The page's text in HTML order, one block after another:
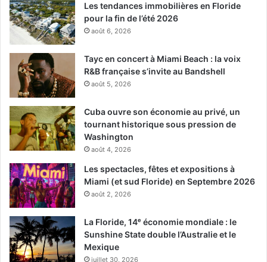
Les tendances immobilières en Floride
pour la fin de l’été 2026
août 6, 2026
Tayc en concert à Miami Beach : la voix
R&B française s’invite au Bandshell
août 5, 2026
Cuba ouvre son économie au privé, un
tournant historique sous pression de
Washington
août 4, 2026
Les spectacles, fêtes et expositions à
Miami (et sud Floride) en Septembre 2026
août 2, 2026
La Floride, 14ᵉ économie mondiale : le
Sunshine State double l’Australie et le
Mexique
juillet 30, 2026